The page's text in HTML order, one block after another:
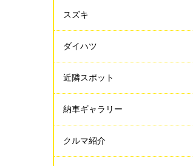
スズキ
ダイハツ
近隣スポット
納車ギャラリー
クルマ紹介